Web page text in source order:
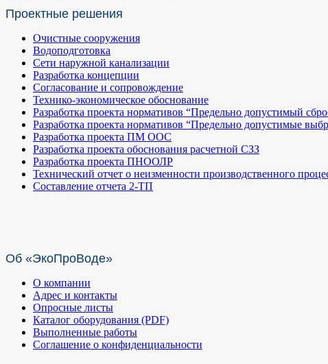
Проектные решения
Очистные сооружения
Водоподготовка
Сети наружной канализации
Разработка концепции
Согласование и сопровождение
Технико-экономическое обоснование
Разработка проекта нормативов “Предельно допустимый
Разработка проекта нормативов “Предельно допустимые
Разработка проекта ПМ ООС
Разработка проекта обоснования расчетной СЗЗ
Разработка проекта ПНООЛР
Технический отчет о неизменности производственного
Составление отчета 2-ТП
Об «ЭкоПроВоде»
О компании
Адрес и контакты
Опросные листы
Каталог оборудования (PDF)
Выполненные работы
Соглашение о конфиденциальности